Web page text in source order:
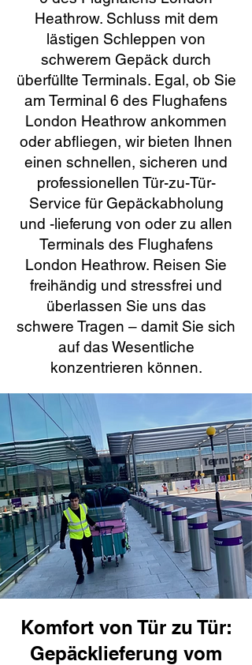
Heathrow. Schluss mit dem
lästigen Schleppen von
schwerem Gepäck durch
überfüllte Terminals. Egal, ob Sie
am Terminal 6 des Flughafens
London Heathrow ankommen
oder abfliegen, wir bieten Ihnen
einen schnellen, sicheren und
professionellen Tür-zu-Tür-
Service für Gepäckabholung
und -lieferung von oder zu allen
Terminals des Flughafens
London Heathrow. Reisen Sie
freihändig und stressfrei und
überlassen Sie uns das
schwere Tragen – damit Sie sich
auf das Wesentliche
konzentrieren können.
Komfort von Tür zu Tür:
Gepäcklieferung vom